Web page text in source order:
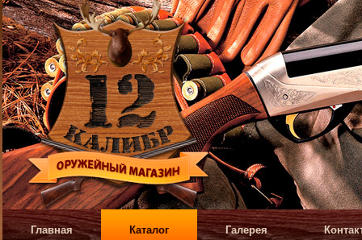
Главная Каталог Галерея